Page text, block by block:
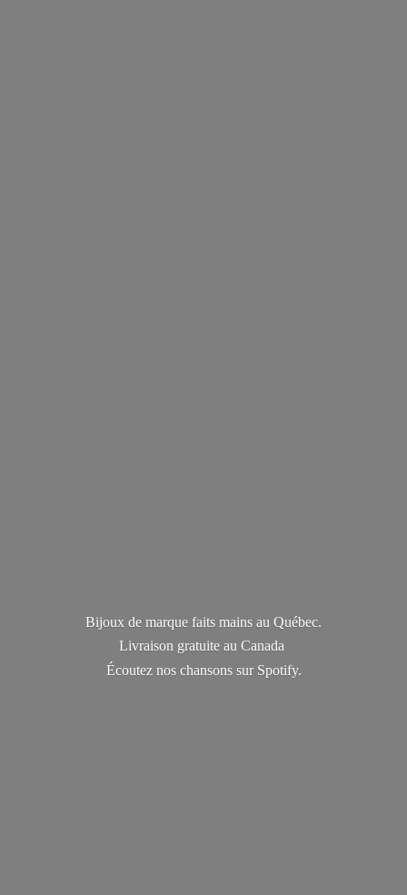
Bijoux de marque faits mains au Québec.
Livraison gratuite au Canada
Écoutez nos chansons sur Spotify.